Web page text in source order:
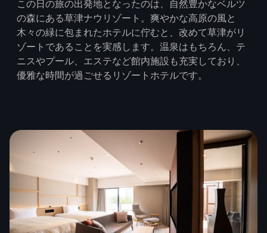
この日の旅の出発地となったのは、自然豊かなベルツ
の森にある草津ナウリゾート。爽やかな高原の風と
木々の緑に包まれたホテルに佇むと、改めて草津がリ
ゾートであることを実感します。温泉はもちろん、テ
ニスやプール、エステなど館内施設も充実しており、
優雅な時間が過ごせるリゾートホテルです。